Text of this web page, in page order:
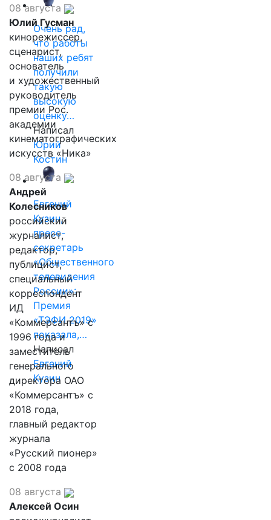
Очень рад,
что работы
наших ребят
получили
такую
высокую
оценку…
Написал
Юрий
Костин
Евгений
Кузин,
пресс-
секретарь
«Общественного
телевидения
России»:
Премия
«ТЭФИ 2019»
показала,…
Написал
Евгений
Кузин
08 августа
Юлий Гусман
кинорежиссер,
сценарист,
основатель
и художественный
руководитель
премии Рос.
академии
кинематографических
искусств «Ника»
08 августа
Андрей
Колесников
российский
журналист,
редактор,
публицист,
специальный
корреспондент
ИД
«Коммерсантъ» с
1996 года и
заместитель
генерального
директора ОАО
«Коммерсантъ» с
2018 года,
главный редактор
журнала
«Русский пионер»
с 2008 года
08 августа
Алексей Осин